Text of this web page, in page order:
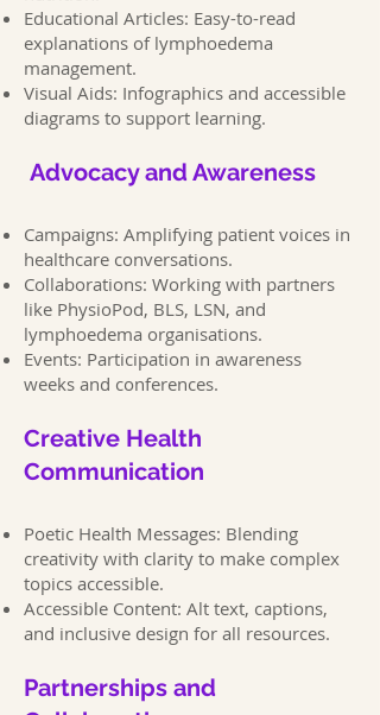
Educational Articles: Easy-to-read
explanations of lymphoedema
management.
Visual Aids: Infographics and accessible
diagrams to support learning.
Advocacy and Awareness
Campaigns: Amplifying patient voices in
healthcare conversations.
Collaborations: Working with partners
like PhysioPod, BLS, LSN, and
lymphoedema organisations.
Events: Participation in awareness
weeks and conferences.
Creative Health
Communication
Poetic Health Messages: Blending
creativity with clarity to make complex
topics accessible.
Accessible Content: Alt text, captions,
and inclusive design for all resources.
Partnerships and